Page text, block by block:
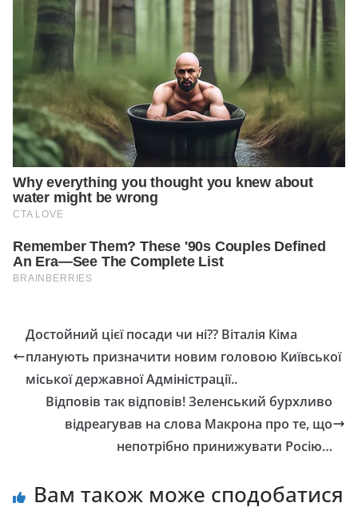
Достойний цієї посади чи ні?? Віталія Кіма
планують призначити новим головою Київської
міської державної Адміністрації..
Відповів так відповів! Зеленський бурхливо
відреагував на слова Макрона про те, що
непотрібно принижувати Росію…
Вам також може сподобатися